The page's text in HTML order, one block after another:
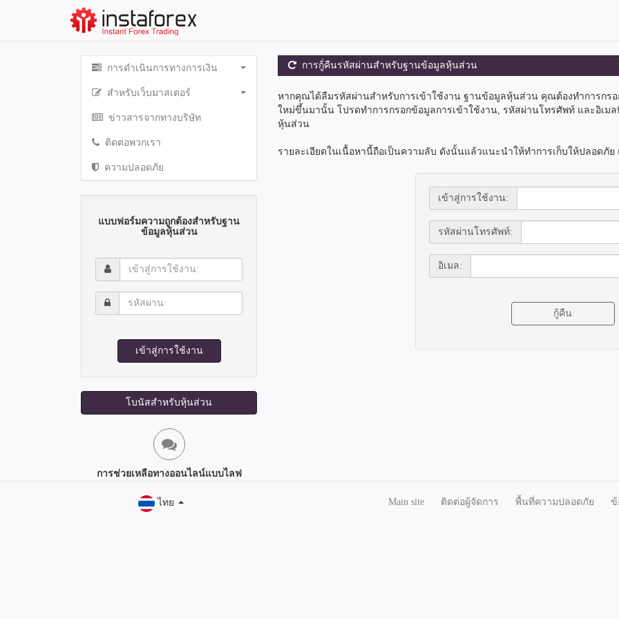
การดำเนินการทางการเงิน
สำหรับเว็บมาสเตอร์
ข่าวสารจากทางบริษัท
ติดต่อพวกเรา
ความปลอดภัย
แบบฟอร์มความถูกต้องสำหรับฐาน
ข้อมูลหุ้นส่วน
เข้า
สู่
การ
ใช้
รหัส
ผ่าน:
เข้าสู่การใช้งาน
โบนัสสำหรับหุ้นส่วน
การช่วยเหลือทางออนไลน์แบบไลฟ
การกู้่คืนรหัสผ่านสำหรับฐานข้อมูลหุ้นส่วน
หากคุณได้ลืมรหัสผ่านสำหรับการเข้าใช้งาน ฐานข้อมูลหุ้นส่วน คุณต้องทำการกร
ใหม่ขึ้นมานั้น โปรดทำการกรอกข้อมูลการเข้าใช้งาน, รหัสผ่านโทรศัพท์ และอิเม
หุ้นส่วน
รายละเอียดในเนื้อหานี้ถือเป็นความลับ ดังนั้นแล้วแนะนำให้ทำการเก็บให้ปลอดภั
เข้าสู่การใช้งาน:
รหัสผ่านโทรศัพท์:
อิเมล:
ไทย Main site ติดต่อผู้จัดการ พื้นที่ความปลอดภัย ข้